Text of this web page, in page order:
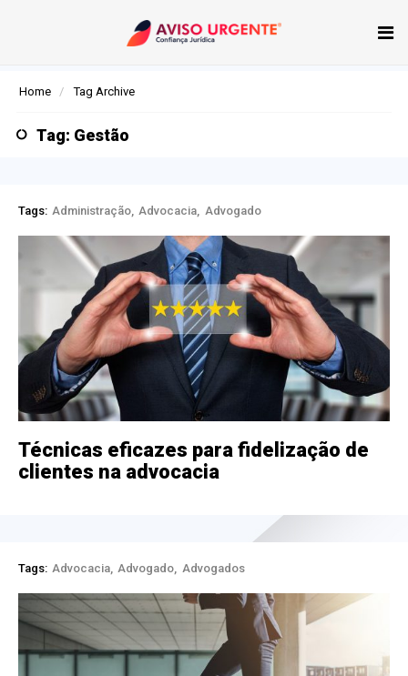
Home Tag Archive
Tag: Gestão
Tags: Administração Advocacia Advogado
Técnicas eficazes para fidelização de
clientes na advocacia
Tags: Advocacia Advogado Advogados